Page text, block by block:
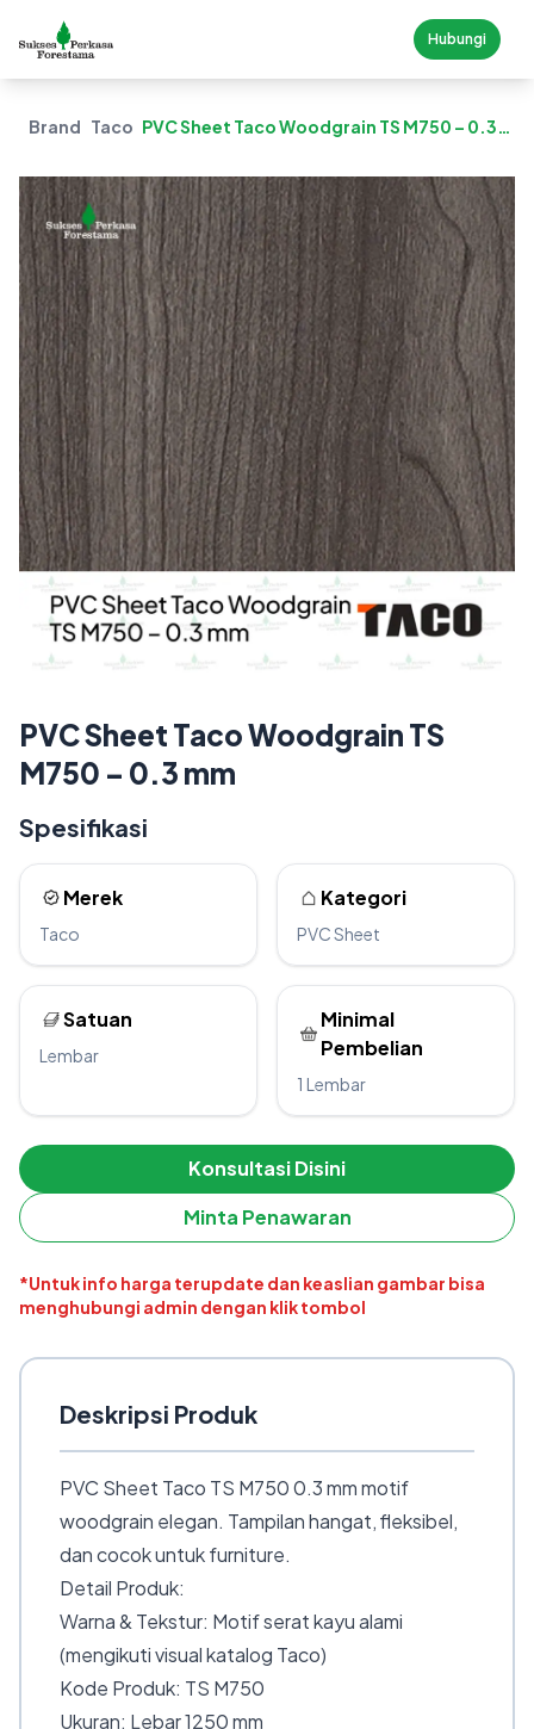
Hubungi
Brand Taco PVC Sheet Taco Woodgrain TS M750 – 0.3
PVC Sheet Taco Woodgrain TS
M750 – 0.3 mm
Spesifikasi
Merek
Taco
Kategori
PVC Sheet
Satuan
Lembar
Minimal
Pembelian
1 Lembar
Konsultasi Disini
Minta Penawaran
*Untuk info harga terupdate dan keaslian gambar bisa
menghubungi admin dengan klik tombol
Deskripsi Produk
PVC Sheet Taco TS M750 0.3 mm motif
woodgrain elegan. Tampilan hangat, fleksibel,
dan cocok untuk furniture.
Detail Produk:
Warna & Tekstur: Motif serat kayu alami
(mengikuti visual katalog Taco)
Kode Produk: TS M750
Ukuran: Lebar 1250 mm